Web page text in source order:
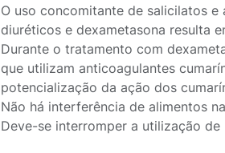
O uso concomitante de salicilatos
diuréticos e dexametasona resulta
Durante o tratamento com
que utilizam anticoagulantes
potencialização da ação dos
Não há interferência de alimentos
Deve-se interromper a utilização